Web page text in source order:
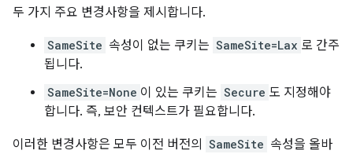
두 가지 주요 변경사항을 제시합니다.
SameSite 속성이 없는 쿠키는 SameSite=Lax 로 간주
됩니다.
SameSite=None 이 있는 쿠키는 Secure 도 지정해야
합니다. 즉, 보안 컨텍스트가 필요합니다.
이러한 변경사항은 모두 이전 버전의 SameSite 속성을 올바